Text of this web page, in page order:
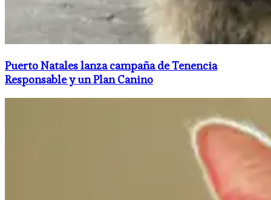
Puerto Natales lanza campaña de Tenencia
Responsable y un Plan Canino